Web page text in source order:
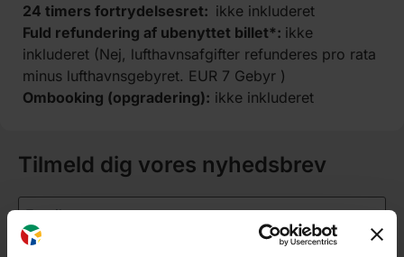
24 timers fortrydelsesret: ikke inkluderet
Fuld refundering af ubenyttet billet*: ikke
inkluderet (Nej, lufthavnsafgifter refunderes pro rata
minus lufthavnsgebyret. EUR 7 Gebyr )
Ombooking (opgradering): ikke inkluderet
Tilmeld dig vores nyhedsbrev